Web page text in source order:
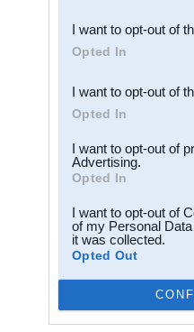
Downstream
third parties.
I want to opt-out of
Opted In
I want to opt-out of
Opted In
I want to opt-out of
Advertising.
Opted In
I want to opt-out of
of my Personal
it was collected.
Opted Out